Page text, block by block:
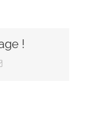
!
Email